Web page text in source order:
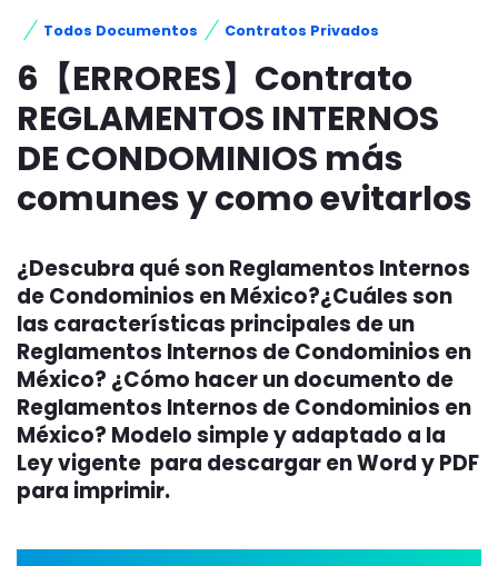
Todos Documentos Contratos Privados
6【ERRORES】Contrato
REGLAMENTOS INTERNOS
DE CONDOMINIOS más
comunes y como evitarlos
¿Descubra qué son Reglamentos Internos
de Condominios en México?¿Cuáles son
las características principales de un
Reglamentos Internos de Condominios en
México? ¿Cómo hacer un documento de
Reglamentos Internos de Condominios en
México? Modelo simple y adaptado a la
Ley vigente para descargar en Word y PDF
para imprimir.